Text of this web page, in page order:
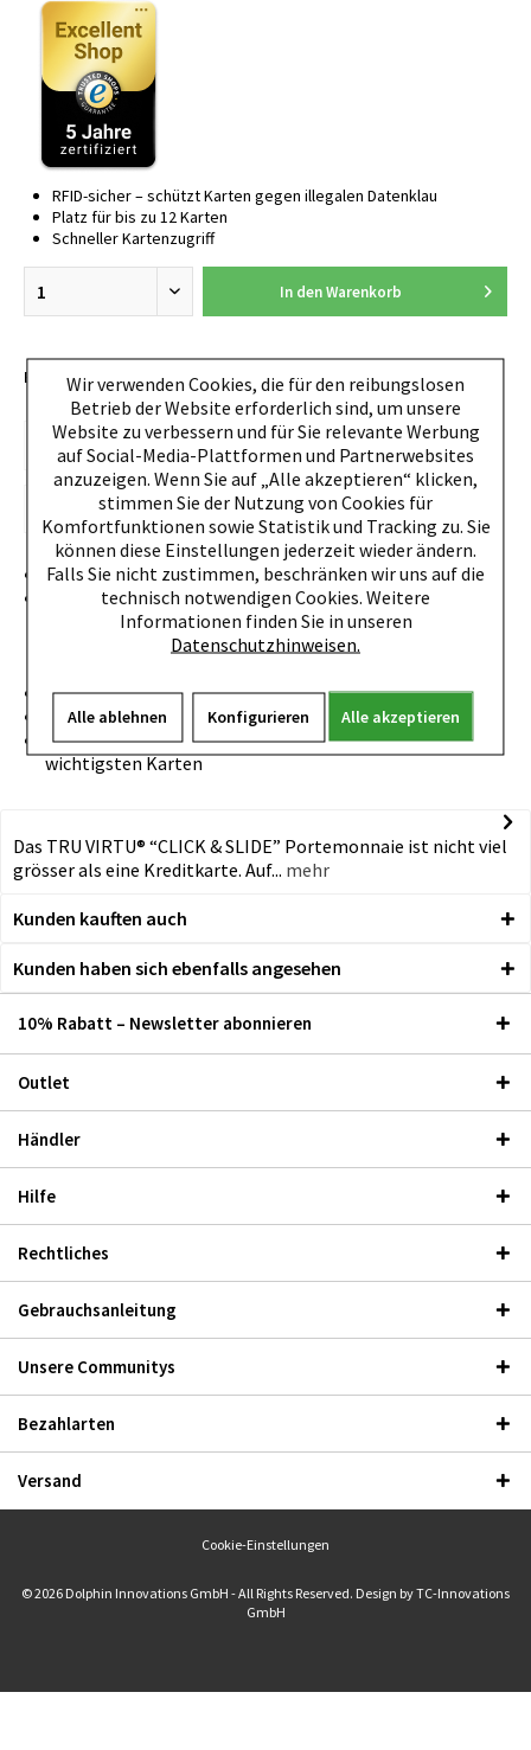
RFID-sicher – schützt Karten gegen illegalen Datenklau
Platz für bis zu 12 Karten
Schneller Kartenzugriff
In denWarenkorb
EAN: 4260050241068
Designed and Made in Germany
Platz für bis zu 12 Plastikkarten (Alu-Etui: 5 Karten, Mix
aus max. 4 geprägten und 1 glatten
Karte/Echtlederumschlag: bis zu 7 Karten, Geldscheine,
Das innere Aluminium-Etui ist RFID-Safe
Echtlederumschlag für „Tap & Go“ Karten geeignet
Durch „One-Touch“ Technologie schneller Zugriff auf die
wichtigsten Karten
Das TRU VIRTU® “CLICK & SLIDE” Portemonnaie ist nicht viel
grösser als eine Kreditkarte. Auf... mehr
Kunden kauften auch
Kunden haben sich ebenfalls angesehen
10% Rabatt – Newsletter abonnieren
Outlet
Händler
Hilfe
Rechtliches
Gebrauchsanleitung
Unsere Communitys
Bezahlarten
Versand
Cookie-Einstellungen
© 2026 Dolphin Innovations GmbH - All Rights Reserved. Design byTC-Innovations
GmbH
Wir verwenden Cookies, die für den reibungslosen
Betrieb der Website erforderlich sind, um unsere
Website zu verbessern und für Sie relevante Werbung
auf Social-Media-Plattformen und Partnerwebsites
anzuzeigen. Wenn Sie auf „Alle akzeptieren“ klicken,
stimmen Sie der Nutzung von Cookies für
Komfortfunktionen sowie Statistik und Tracking zu. Sie
können diese Einstellungen jederzeit wieder ändern.
Falls Sie nicht zustimmen, beschränken wir uns auf die
technisch notwendigen Cookies. Weitere
Informationen finden Sie in unseren
Datenschutzhinweisen.
Alle ablehnen Konfigurieren Alle akzeptieren